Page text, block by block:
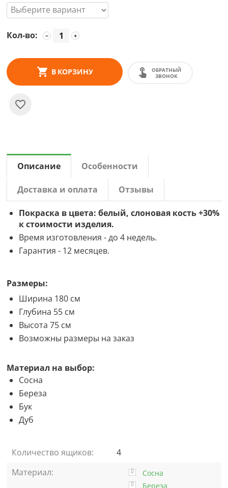
Кол-во: +
−
В КОРЗИНУ
ОБРАТНЫЙ
ЗВОНОК
Описание Особенности
Доставка и оплата Отзывы
Покраска в цвета: белый, слоновая кость +30%
к стоимости изделия.
Время изготовления - до 4 недель.
Гарантия - 12 месяцев.
Размеры:
Ширина 180 см
Глубина 55 см
Высота 75 см
Возможны размеры на заказ
Материал на выбор:
Сосна
Береза
Бук
Дуб
Количество ящиков:
4
Материал:
Сосна
Береза